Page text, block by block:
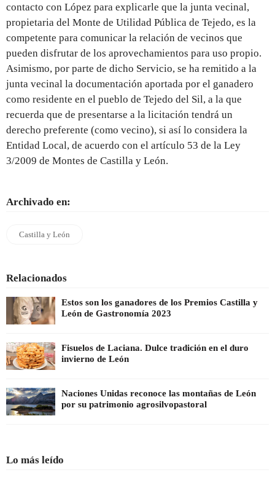
contacto con López para explicarle que la junta vecinal,
propietaria del Monte de Utilidad Pública de Tejedo, es la
competente para comunicar la relación de vecinos que
pueden disfrutar de los aprovechamientos para uso propio.
Asimismo, por parte de dicho Servicio, se ha remitido a la
junta vecinal la documentación aportada por el ganadero
como residente en el pueblo de Tejedo del Sil, a la que
recuerda que de presentarse a la licitación tendrá un
derecho preferente (como vecino), si así lo considera la
Entidad Local, de acuerdo con el artículo 53 de la Ley
3/2009 de Montes de Castilla y León.
Archivado en:
Castilla y León
Relacionados
Estos son los ganadores de los Premios Castilla y
León de Gastronomía 2023
Fisuelos de Laciana. Dulce tradición en el duro
invierno de León
Naciones Unidas reconoce las montañas de León
por su patrimonio agrosilvopastoral
Lo más leído